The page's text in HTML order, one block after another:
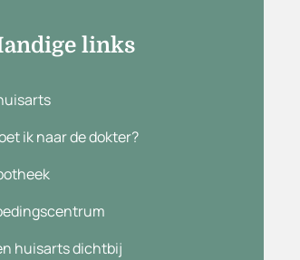
links
ik naar de dokter?
huisarts dichtbij